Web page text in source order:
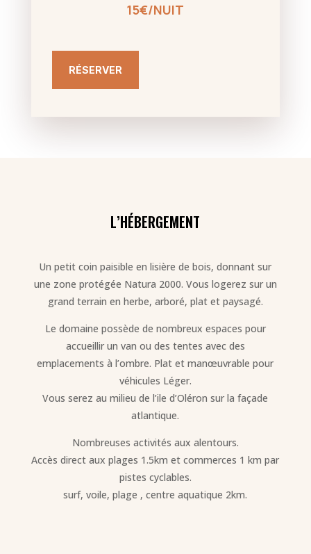
15€/NUIT
RÉSERVER
L’HÉBERGEMENT
Un petit coin paisible en lisière de bois, donnant sur
une zone protégée Natura 2000. Vous logerez sur un
grand terrain en herbe, arboré, plat et paysagé.
Le domaine possède de nombreux espaces pour
accueillir un van ou des tentes avec des
emplacements à l’ombre. Plat et manœuvrable pour
véhicules Léger.
Vous serez au milieu de l’ile d’Oléron sur la façade
atlantique.
Nombreuses activités aux alentours.
Accès direct aux plages 1.5km et commerces 1 km par
pistes cyclables.
surf, voile, plage , centre aquatique 2km.